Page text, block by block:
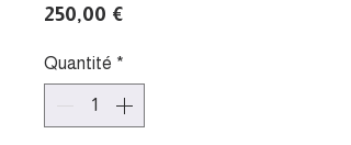
250,00 €
Quantité *